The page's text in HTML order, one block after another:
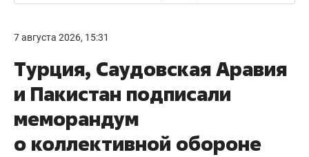
7 августа 2026, 15:31
Турция, Саудовская Аравия
и Пакистан подписали
меморандум
о коллективной обороне